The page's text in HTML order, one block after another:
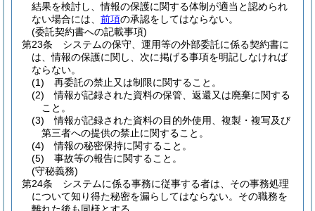
結果を検討し、情報の保護に関する体制が適当と認められ
ない場合には、 前項の承認をしてはならない。
(委託契約書への記載事項)
第23条
システムの保守、運用等の外部委託に係る契約書に
は、情報の保護に関し、次に掲げる事項を明記しなければ
ならない。
(1)
再委託の禁止又は制限に関すること。
(2)
情報が記録された資料の保管、返還又は廃棄に関する
こと。
(3)
情報が記録された資料の目的外使用、複製・複写及び
第三者への提供の禁止に関すること。
(4)
情報の秘密保持に関すること。
(5)
事故等の報告に関すること。
(守秘義務)
第24条
システムに係る事務に従事する者は、その事務処理
について知り得た秘密を漏らしてはならない。 その職務を